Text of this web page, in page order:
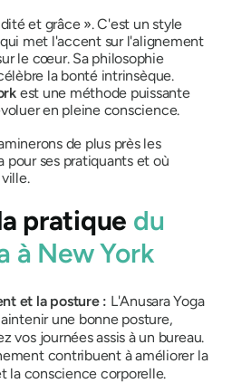
et grâce ». C'est un style
met l'accent sur l'alignement
le cœur. Sa philosophie
la bonté intrinsèque.
est une méthode puissante
en pleine conscience.
de plus près les
pour ses pratiquants et où
pratique du
à New York
et la posture : L'Anusara Yoga
une bonne posture,
vos journées assis à un bureau.
contribuent à améliorer la
la conscience corporelle.